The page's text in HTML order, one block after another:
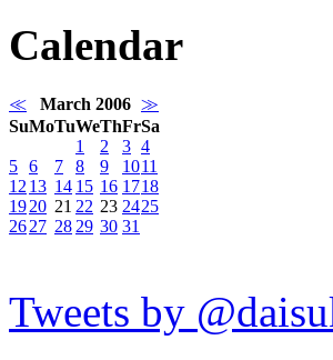
Calendar
≪ March 2006 ≫
SuMoTuWeThFrSa
1
2 3 4
5 6 7 8 9 1011
12 13 14 15 16 1718
1920 21 22 23 2425
2627 28 29 30 31
Tweets by